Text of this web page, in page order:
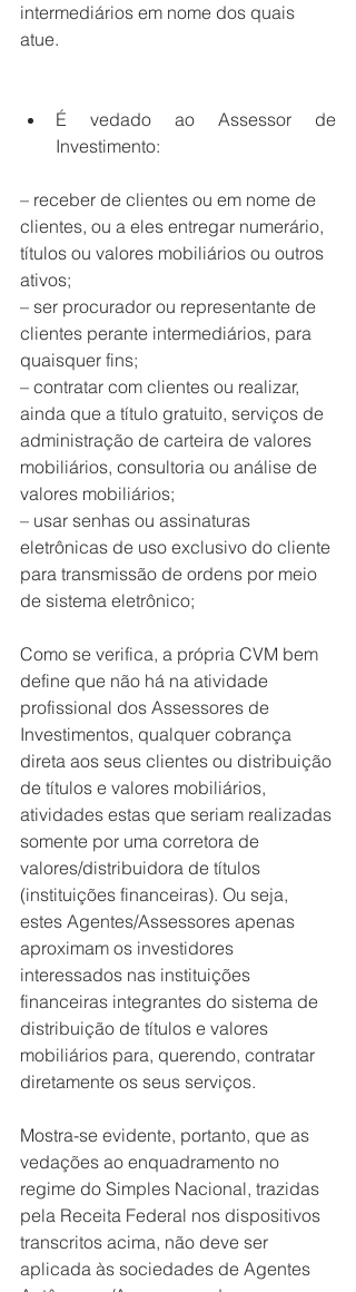
intermediários em nome dos quais
atue.
É vedado ao Assessor de
Investimento:
– receber de clientes ou em nome de
clientes, ou a eles entregar numerário,
títulos ou valores mobiliários ou outros
ativos;
– ser procurador ou representante de
clientes perante intermediários, para
quaisquer fins;
– contratar com clientes ou realizar,
ainda que a título gratuito, serviços de
administração de carteira de valores
mobiliários, consultoria ou análise de
valores mobiliários;
– usar senhas ou assinaturas
eletrônicas de uso exclusivo do cliente
para transmissão de ordens por meio
de sistema eletrônico;
Como se verifica, a própria CVM bem
define que não há na atividade
profissional dos Assessores de
Investimentos, qualquer cobrança
direta aos seus clientes ou distribuição
de títulos e valores mobiliários,
atividades estas que seriam realizadas
somente por uma corretora de
valores/distribuidora de títulos
(instituições financeiras). Ou seja,
estes Agentes/Assessores apenas
aproximam os investidores
interessados nas instituições
financeiras integrantes do sistema de
distribuição de títulos e valores
mobiliários para, querendo, contratar
diretamente os seus serviços.
Mostra-se evidente, portanto, que as
vedações ao enquadramento no
regime do Simples Nacional, trazidas
pela Receita Federal nos dispositivos
transcritos acima, não deve ser
aplicada às sociedades de Agentes